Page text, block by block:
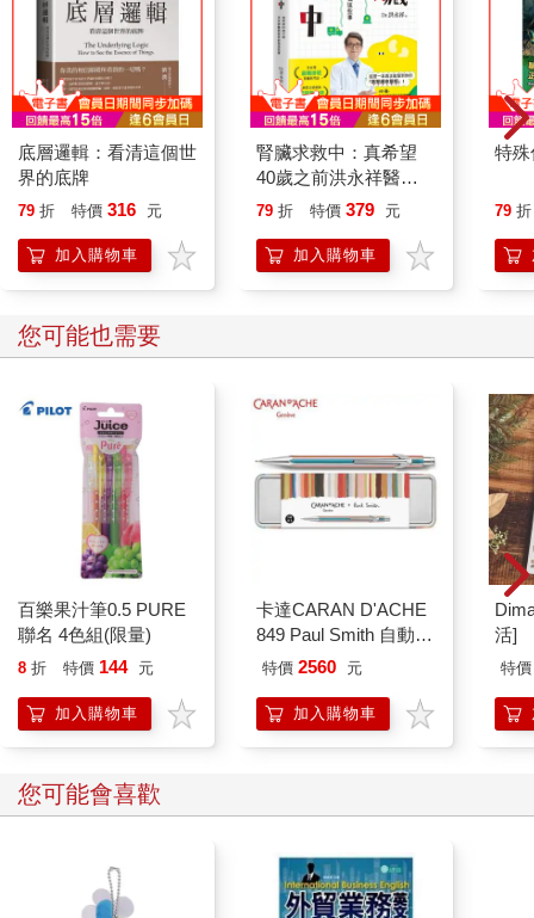
底層邏輯：看清這個世
界的底牌
79 折 特價 316 元
加入購物車
腎臟求救中：真希望
40歲之前洪永祥醫師
就告訴我這些事
79 折 特價 379 元
加入購物車
特
79 折
您可能也需要
百樂果汁筆0.5 PURE
聯名 4色組(限量)
8 折 特價 144 元
加入購物車
卡達CARAN D'ACHE
849 Paul Smith 自動鉛
筆 ED.5 條紋銀
特價 2560 元
加入購物車
活]
特價
您可能會喜歡